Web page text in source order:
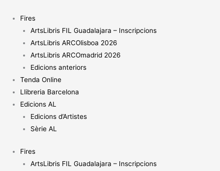
contingut
Fires
ArtsLibris FIL Guadalajara – Inscripcions
ArtsLibris ARCOlisboa 2026
ArtsLibris ARCOmadrid 2026
Edicions anteriors
Tenda Online
Llibreria Barcelona
Edicions AL
Edicions d’Artistes
Sèrie AL
Fires
ArtsLibris FIL Guadalajara – Inscripcions